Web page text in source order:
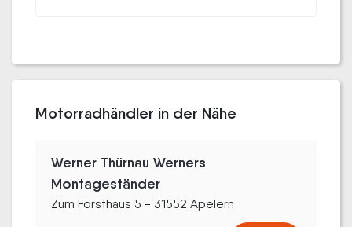
Motorradhändler in der Nähe
Werner Thürnau Werners
Montageständer
Zum Forsthaus 5 - 31552 Apelern